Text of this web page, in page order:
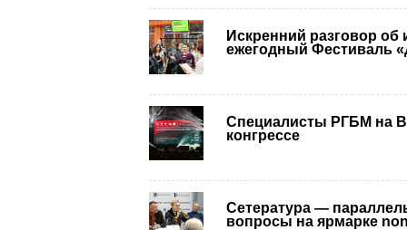
Искренний разговор
ежегодный Фестиваль
Специалисты РГБМ на
конгрессе
Сетература —
вопросы на ярмарке